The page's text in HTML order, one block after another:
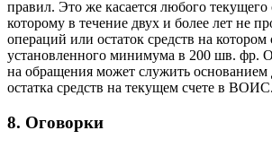
правил. Это же касается любого
которому в течение двух и более лет не
операций или остаток средств на котором
установленного минимума в 200 шв. фр.
на обращения может служить основанием
остатка средств на текущем счете в ВОИС.
8. Оговорки